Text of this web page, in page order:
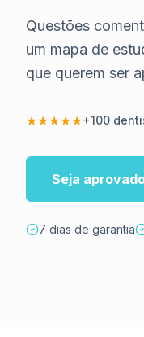
Questões
um mapa de
que querem ser
★★★★★+100
Seja
7 dias de garantia